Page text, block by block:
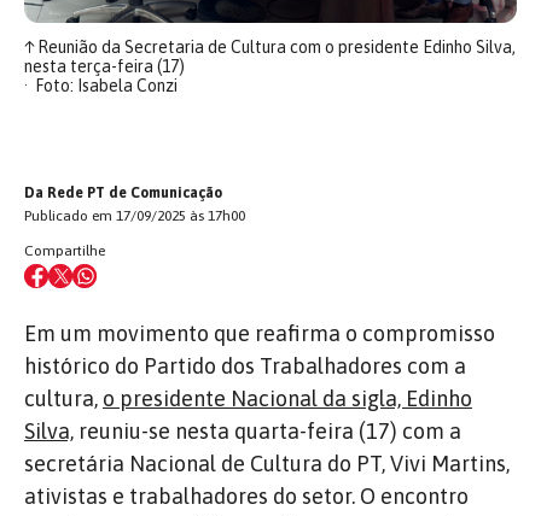
↑Reunião da Secretaria de Cultura com o presidente Edinho Silva,
nesta terça-feira (17)
Foto: Isabela Conzi
Da Rede PT de Comunicação
Publicado em 17/09/2025 às 17h00
Compartilhe
Em um movimento que reafirma o compromisso
histórico do Partido dos Trabalhadores com a
cultura, o presidente Nacional da sigla, Edinho
Silva, reuniu-se nesta quarta-feira (17) com a
secretária Nacional de Cultura do PT, Vivi Martins,
ativistas e trabalhadores do setor. O encontro